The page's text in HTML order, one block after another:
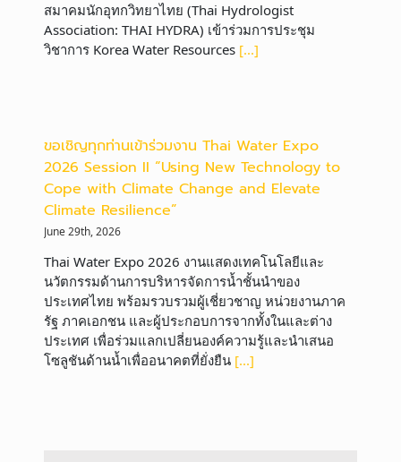
สมาคมนักอุทกวิทยาไทย (Thai Hydrologist
Association: THAI HYDRA) เข้าร่วมการประชุม
วิชาการ Korea Water Resources [...]
ขอเชิญทุกท่านเข้าร่วมงาน Thai Water Expo
2026 Session II “Using New Technology to
Cope with Climate Change and Elevate
Climate Resilience”
June 29th, 2026
Thai Water Expo 2026 งานแสดงเทคโนโลยีและ
นวัตกรรมด้านการบริหารจัดการน้ำชั้นนำของ
ประเทศไทย พร้อมรวบรวมผู้เชี่ยวชาญ หน่วยงานภาค
รัฐ ภาคเอกชน และผู้ประกอบการจากทั้งในและต่าง
ประเทศ เพื่อร่วมแลกเปลี่ยนองค์ความรู้และนำเสนอ
โซลูชันด้านน้ำเพื่ออนาคตที่ยั่งยืน [...]